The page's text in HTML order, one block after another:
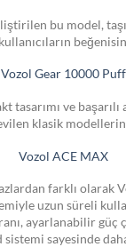
bu model,
Vozol Gear 10000 Puff
tasarımı ve
klasik
Vozol ACE MAX
farklı olarak
uzun süreli
ayarlanabilir güç
sayesinde